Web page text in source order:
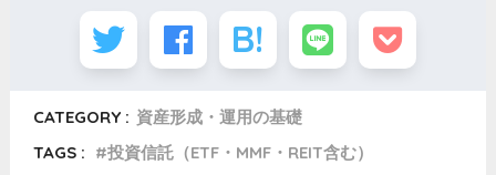
CATEGORY : 資産形成・運用の基礎
TAGS :
投資信託（ETF・MMF・REIT含む）